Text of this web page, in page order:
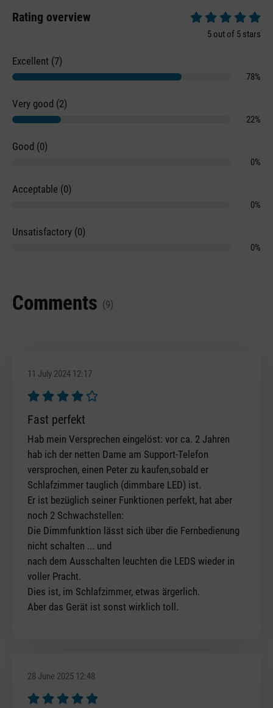
Rating overview
Average rating of
5 out of 5 stars
Excellent (7)
78%
Very good (2)
22%
Good (0)
0%
Acceptable (0)
0%
Unsatisfactory (0)
0%
Comments (9)
11 July 2024 12:17
Review with rating of 4 out of 5 stars
Fast perfekt
Hab mein Versprechen eingelöst: vor ca. 2 Jahren
hab ich der netten Dame am Support-Telefon
versprochen, einen Peter zu kaufen,sobald er
Schlafzimmer tauglich (dimmbare LED) ist.
Er ist bezüglich seiner Funktionen perfekt, hat aber
noch 2 Schwachstellen:
Die Dimmfunktion lässt sich über die Fernbedienung
nicht schalten ... und
nach dem Ausschalten leuchten die LEDS wieder in
voller Pracht.
Dies ist, im Schlafzimmer, etwas ärgerlich.
Aber das Gerät ist sonst wirklich toll.
28 June 2025 12:48